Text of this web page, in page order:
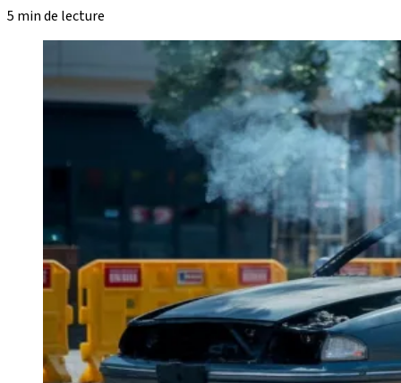
5 min de lecture